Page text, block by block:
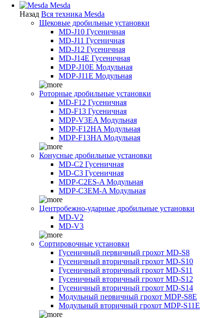
Mesda
Назад Вся техника Mesda
Щековые дробильные установки
MD-J10 Гусеничная
MD-J11 Гусеничная
MD-J12 Гусеничная
MD-J14E Гусеничная
MDP-J10E Модульная
MDP-J11E Модульная
Роторные дробильные установки
MD-F12 Гусеничная
MD-F13 Гусеничная
MDP-V3EA Модульная
MDP-F12HA Модульная
MDP-F13HA Модульная
Конусные дробильные установки
MD-C2 Гусеничная
MD-C3 Гусеничная
MDP-C2ES-A Модульная
MDP-C3EM-A Модульная
Центробежно-ударные дробильные установки
MD-V2
MD-V3
Сортировочные установки
Гусеничный первичный грохот MD-S8
Гусеничный вторичный грохот MD-S10
Гусеничный вторичный грохот MD-S11
Гусеничный вторичный грохот MD-S12
Гусеничный вторичный грохот MD-S14
Модульный первичный грохот MDP-S8E
Модульный вторичный грохот MDP-S11E